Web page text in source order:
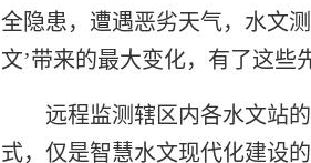
全隐患，遭遇恶劣天气，水文
文’带来的最大变化，有了这些
远程监测辖区内各水文站
式，仅是智慧水文现代化建设